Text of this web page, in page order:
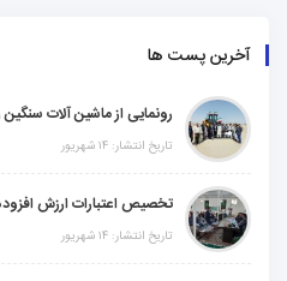
آخرین پست ها
تاریخ انتشار: ۱۴ شهریور
تاریخ انتشار: ۱۴ شهریور